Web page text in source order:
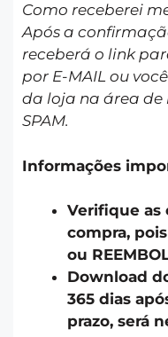
Como receberei
Após a
receberá o link
por E-MAIL ou
da loja na área de
SPAM.
Informações
Verifique as
compra,
ou
Download
365 dias
prazo, será